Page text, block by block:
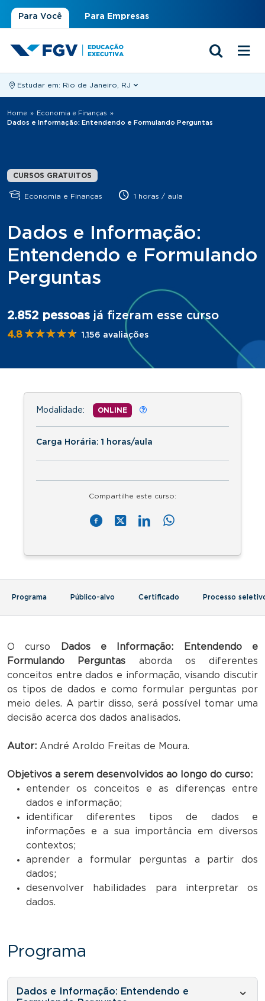
Para Você Para Empresas
Estudar em: Rio de Janeiro, RJ
Você está aqui
Home » Economia e Finanças
»
Dados e Informação: Entendendo e Formulando Perguntas
CURSOS GRATUITOS
Economia e Finanças 1 horas / aula
Dados e Informação:
Entendendo e Formulando
Perguntas
2.852 pessoas já fizeram esse curso
4.8 ★★★★★
★★★★★ 1.156 avaliações
Modalidade: ONLINE
Carga Horária: 1 horas/aula
Compartilhe este curso:
Programa Público-alvo Certificado Processo
O curso
Dados e Informação: Entendendo e
Formulando Perguntas aborda os diferentes
conceitos entre dados e informação, visando discutir
os tipos de dados e como formular perguntas por
meio deles. A partir disso, será possível tomar uma
decisão acerca dos dados analisados.
Autor: André Aroldo Freitas de Moura.
Objetivos a serem desenvolvidos ao longo do curso:
entender os conceitos e as diferenças entre
dados e informação;
identificar diferentes tipos de dados e
informações e a sua importância em diversos
contextos;
aprender a formular perguntas a partir dos
dados;
desenvolver habilidades para interpretar os
dados.
Programa
Dados e Informação: Entendendo e